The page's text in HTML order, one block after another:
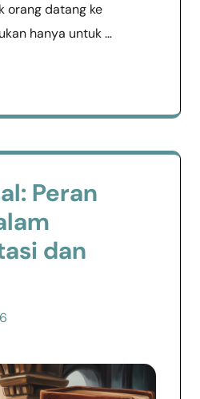
orang datang ke
hanya untuk …
Peran
dan